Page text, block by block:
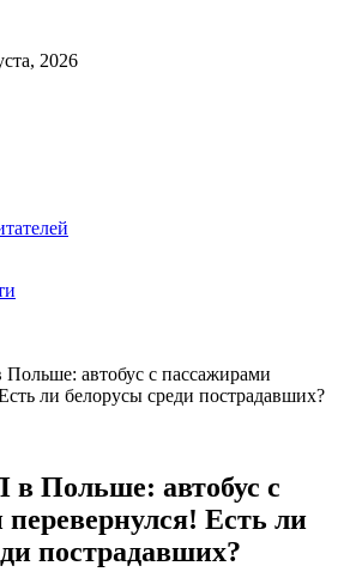
2026
автобус с пассажирами
ли белорусы среди пострадавших?
Польше: автобус с
Есть ли
пострадавших?